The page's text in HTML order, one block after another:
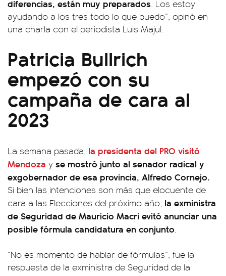
diferencias, están muy preparados. Los estoy
ayudando a los tres todo lo que puedo”, opinó en
una charla con el periodista Luis Majul.
Patricia Bullrich
empezó con su
campaña de cara al
2023
La semana pasada, la presidenta del PRO visitó
Mendoza y se mostró junto al senador radical y
exgobernador de esa provincia, Alfredo Cornejo.
Si bien las intenciones son más que elocuente de
cara a las Elecciones del próximo año, la exministra
de Seguridad de Mauricio Macri evitó anunciar una
posible fórmula candidatura en conjunto.
“No es momento de hablar de fórmulas”, fue la
respuesta de la exministra de Seguridad de la